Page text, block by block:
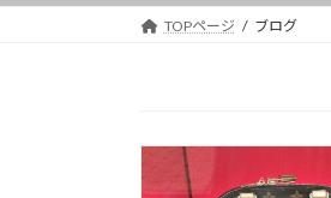
プ
動
TOPページ ブログ